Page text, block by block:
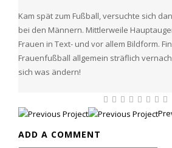
Kam spät zum Fußball, versuchte sich
bei den Männern. Mittlerweile
Frauen in Text- und vor allem Bildform.
Frauenfußball allgemein sträflich
sich was ändern!
ADD A COMMENT